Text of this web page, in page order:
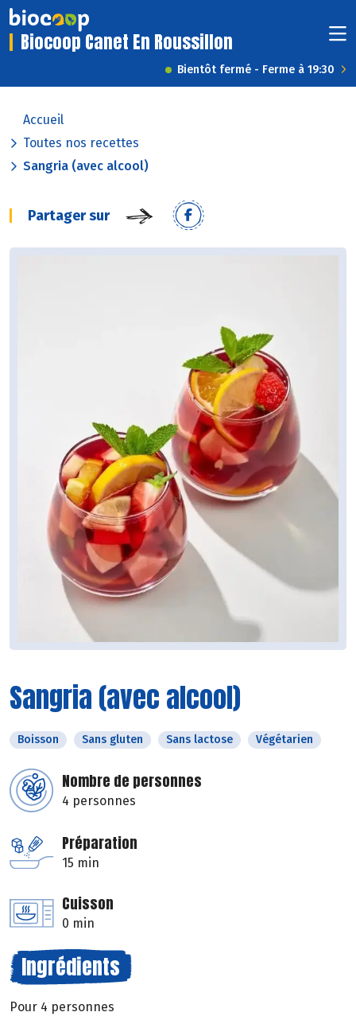
Biocoop Canet En Roussillon
Bientôt fermé - Ferme à 19:30
Accueil
Toutes nos recettes
Sangria (avec alcool)
Partager sur
Sangria (avec alcool)
Boisson Sans gluten Sans lactose Végétarien
Nombre de personnes
4 personnes
Préparation
15 min
Cuisson
0 min
Ingrédients
Pour 4 personnes